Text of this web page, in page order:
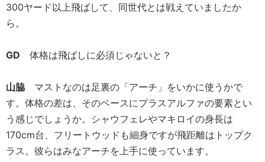
300ヤード以上飛ばして、同世代とは戦えていましたか
ら。
GD 体格は飛ばしに必須じゃないと？
山脇 マストなのは足裏の「アーチ」をいかに使うかで
す。体格の差は、そのベースにプラスアルファの要素とい
う感じでしょうか。シャウフェレやマキロイの身長は
170cm台、フリートウッドも細身ですが飛距離はトップク
ラス。彼らはみなアーチを上手に使っています。